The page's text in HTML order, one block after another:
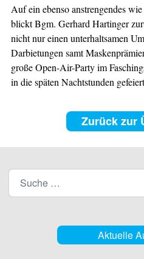
Auf ein ebenso anstrengendes
blickt Bgm. Gerhard Hartinger
nicht nur einen unterhaltsamen
Darbietungen samt
große Open-Air-Party im
in die späten Nachtstunden
Zurück zur
Aktuelle